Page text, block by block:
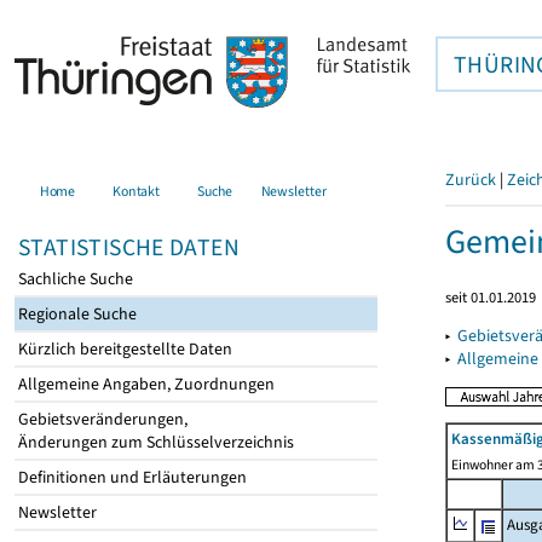
Home Kontakt Suche Newsletter
STATISTISCHE DATEN
Sachliche Suche
Regionale Suche
Kürzlich bereitgestellte Daten
Allgemeine Angaben, Zuordnungen
Gebietsveränderungen,
Änderungen zum Schlüsselverzeichnis
Definitionen und Erläuterungen
Newsletter
Zurück |
seit 01.01.2019
▸
▸
Einwohner am